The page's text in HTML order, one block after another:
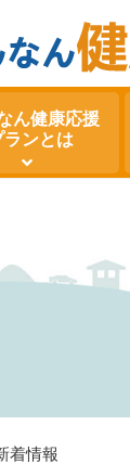
ん健康応援
ランとは
着情報